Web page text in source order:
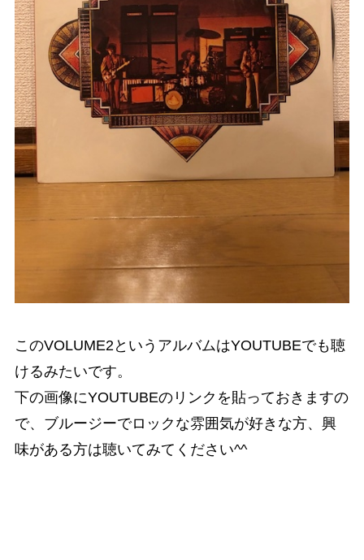
このVOLUME2というアルバムはYOUTUBEでも聴
けるみたいです。
下の画像にYOUTUBEのリンクを貼っておきますの
で、ブルージーでロックな雰囲気が好きな方、興
味がある方は聴いてみてください^^